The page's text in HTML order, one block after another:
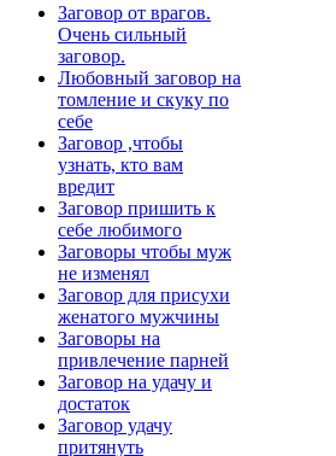
Заговор от врагов.
Очень сильный
заговор.
Любовный заговор на
томление и скуку по
себе
Заговор ,чтобы
узнать, кто вам
вредит
Заговор пришить к
себе любимого
Заговоры чтобы муж
не изменял
Заговор для присухи
женатого мужчины
Заговоры на
привлечение парней
Заговор на удачу и
достаток
Заговор удачу
притянуть